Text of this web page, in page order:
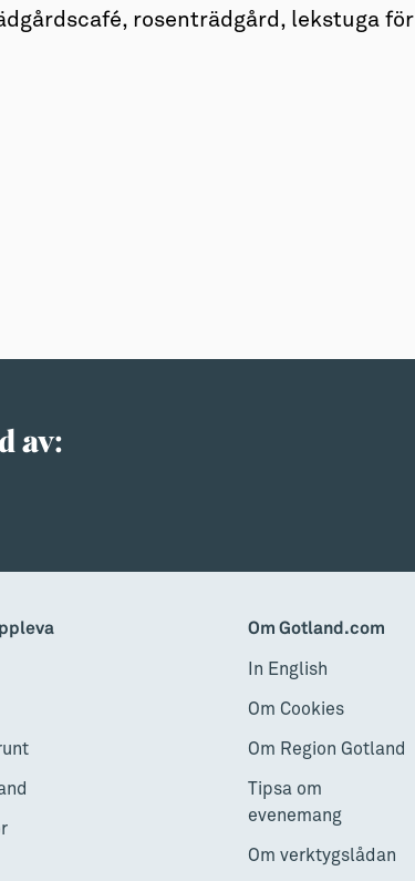
rosenträdgård, lekstuga för
av:
Om Gotland.com
In English
Om Cookies
Om Region Gotland
Tipsa om
evenemang
Om verktygslådan